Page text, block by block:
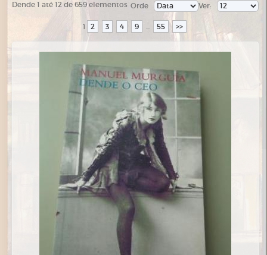
Dende 1 até 12 de 659 elementos Ver:
Orde
1 2 3 4 9 ... 55 >>